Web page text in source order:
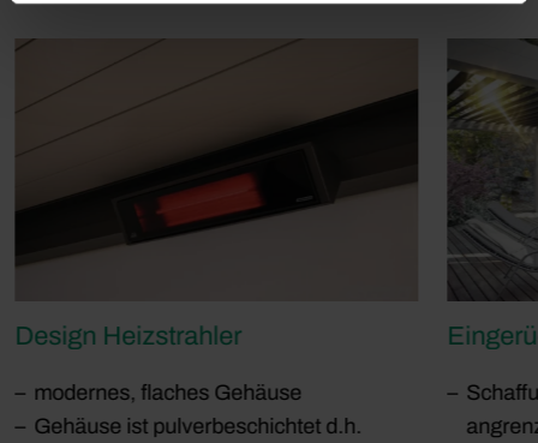
Design Heizstrahler
modernes, flaches Gehäuse
Gehäuse ist pulverbeschichtet d.h.